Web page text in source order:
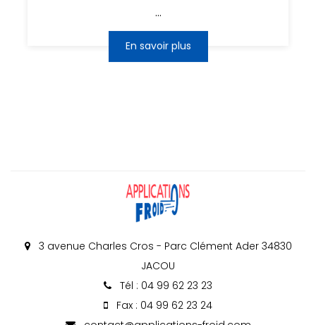
...
En savoir plus
3 avenue Charles Cros - Parc Clément Ader 34830
JACOU
Tél : 04 99 62 23 23
Fax : 04 99 62 23 24